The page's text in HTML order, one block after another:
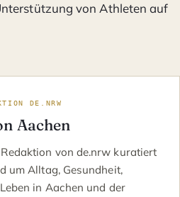
von Athleten auf
DE.NRW
Aachen
von de.nrw kuratiert
um Alltag, Gesundheit,
in Aachen und der